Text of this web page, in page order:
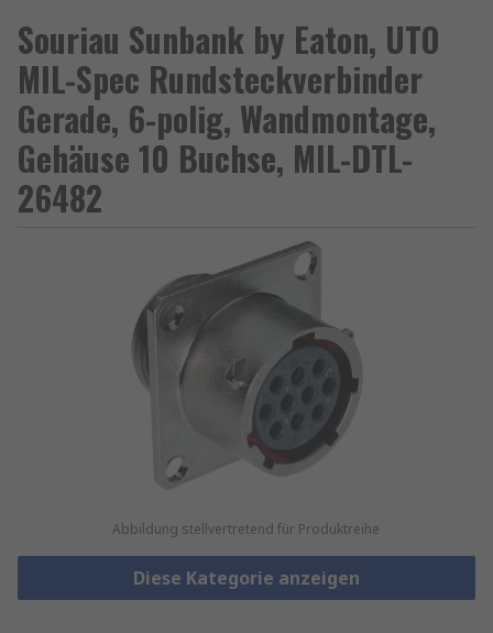
Souriau Sunbank by Eaton, UTO
MIL-Spec Rundsteckverbinder
Gerade, 6-polig, Wandmontage,
Gehäuse 10 Buchse, MIL-DTL-
26482
Abbildung stellvertretend für Produktreihe
Diese Kategorie anzeigen